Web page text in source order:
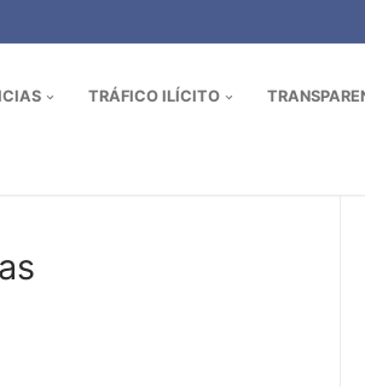
TRÁFICO ILÍCITO